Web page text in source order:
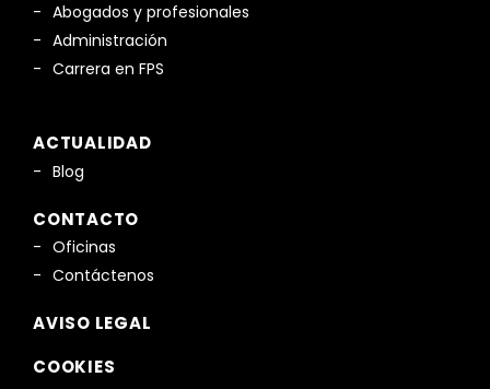
Abogados y profesionales
Administración
Carrera en FPS
ACTUALIDAD
Blog
CONTACTO
Oficinas
Contáctenos
AVISO LEGAL
COOKIES